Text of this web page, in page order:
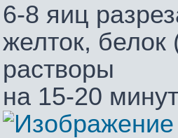
6-8 яиц
желток, белок
растворы
на 15-20